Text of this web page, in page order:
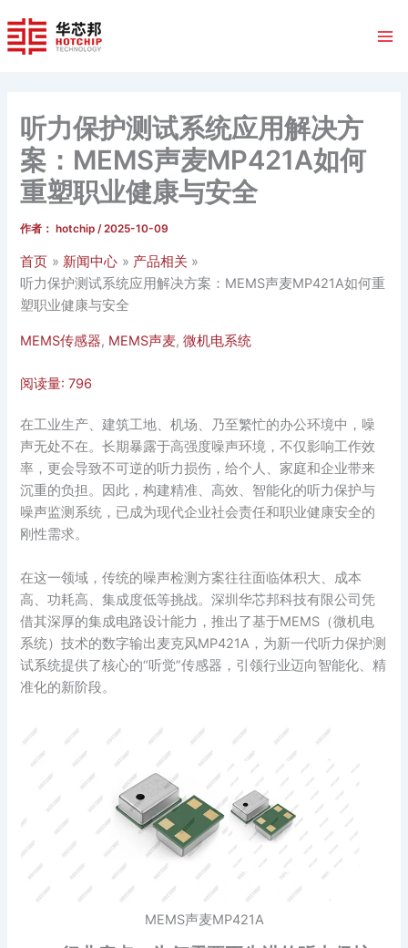
至
内
听力保护测试系统应用解决方
案：MEMS声麦MP421A如何
重塑职业健康与安全
作者： hotchip/2025-10-09
首页 新闻中心
产品相关
听力保护测试系统应用解决方案：MEMS声麦MP421A如何重
塑职业健康与安全
MEMS传感器, MEMS声麦,微机电系统
阅读量: 796
在工业生产、建筑工地、机场、乃至繁忙的办公环境中，噪
声无处不在。长期暴露于高强度噪声环境，不仅影响工作效
率，更会导致不可逆的听力损伤，给个人、家庭和企业带来
沉重的负担。因此，构建精准、高效、智能化的听力保护与
噪声监测系统，已成为现代企业社会责任和职业健康安全的
刚性需求。
在这一领域，传统的噪声检测方案往往面临体积大、成本
高、功耗高、集成度低等挑战。深圳华芯邦科技有限公司凭
借其深厚的集成电路设计能力，推出了基于MEMS（微机电
系统）技术的数字输出麦克风MP421A，为新一代听力保护测
试系统提供了核心的“听觉”传感器，引领行业迈向智能化、精
准化的新阶段。
MEMS声麦MP421A